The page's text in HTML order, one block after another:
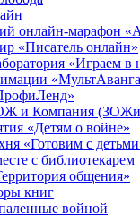
онлайн-марафон
«Писатель онлайн»
«Играем в
и Компания
«Детям о войне»
«Готовим с
с библиотекарем
общения»
книг
войной